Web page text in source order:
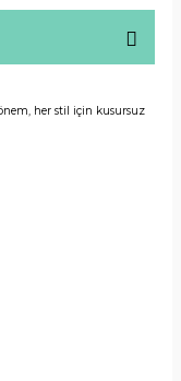
her stil için kusursuz